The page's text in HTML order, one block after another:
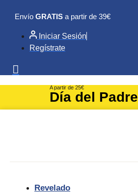
contenido
Envío GRATIS a partir de 39€
Iniciar Sesión
Regístrate
A partir de 25€
Día del Padre
Revelado